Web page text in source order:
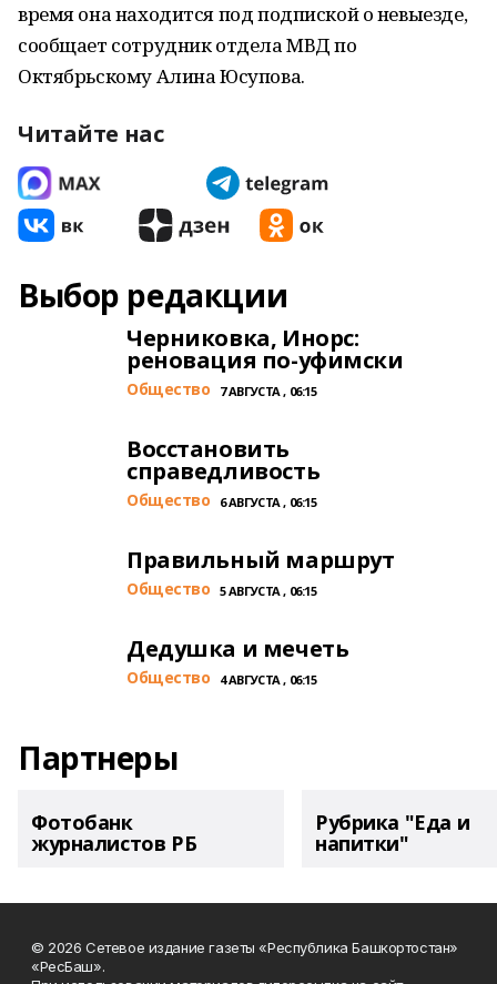
время она находится под подпиской о невыезде,
сообщает сотрудник отдела МВД по
Октябрьскому Алина Юсупова.
Читайте нас
Выбор редакции
Черниковка, Инорс:
реновация по-уфимски
Общество 7 АВГУСТА , 06:15
Восстановить
справедливость
Общество 6 АВГУСТА , 06:15
Правильный маршрут
Общество 5 АВГУСТА , 06:15
Дедушка и мечеть
Общество 4 АВГУСТА , 06:15
Партнеры
Фотобанк
журналистов РБ
Рубрика "Еда и
напитки"
© 2026 Сетевое издание газеты «Республика Башкортостан»
«РесБаш».